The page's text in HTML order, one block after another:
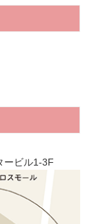
ービル1-3F